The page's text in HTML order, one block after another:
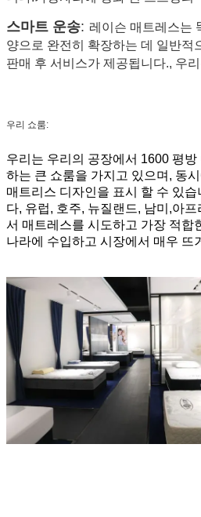
스마트 운송: 레이슨 매트레스는
양으로 완전히 확장하는 데 일반적
판매 후 서비스가 제공됩니다., 우
우리 쇼룸:
우리는 우리의 공장에서 1600 평방
하는 큰 쇼룸을 가지고 있으며, 동
매트리스 디자인을 표시 할 수 있
다, 유럽, 호주, 뉴질랜드, 남미,아
서 매트레스를 시도하고 가장 적합
나라에 수입하고 시장에서 매우 뜨